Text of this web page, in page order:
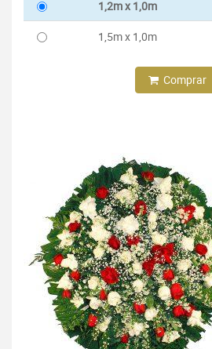
1,2m x 1,0m
1,5m x 1,0m
Comprar